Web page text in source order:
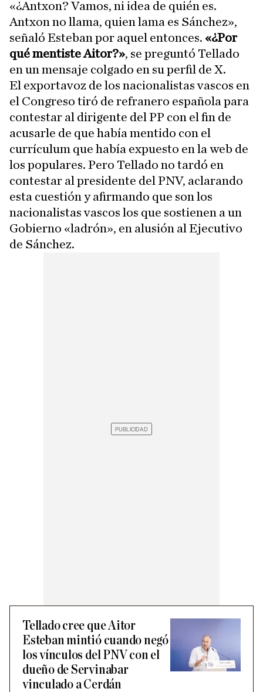
«¿Antxon? Vamos, ni idea de quién es.
Antxon no llama, quien lama es Sánchez»,
señaló Esteban por aquel entonces. «¿Por
qué mentiste Aitor?», se preguntó Tellado
en un mensaje colgado en su perfil de X.
El exportavoz de los nacionalistas vascos en
el Congreso tiró de refranero española para
contestar al dirigente del PP con el fin de
acusarle de que había mentido con el
currículum que había expuesto en la web de
los populares. Pero Tellado no tardó en
contestar al presidente del PNV, aclarando
esta cuestión y afirmando que son los
nacionalistas vascos los que sostienen a un
Gobierno «ladrón», en alusión al Ejecutivo
de Sánchez.
Tellado cree que Aitor
Esteban mintió cuando negó
los vínculos del PNV con el
dueño de Servinabar
vinculado a Cerdán